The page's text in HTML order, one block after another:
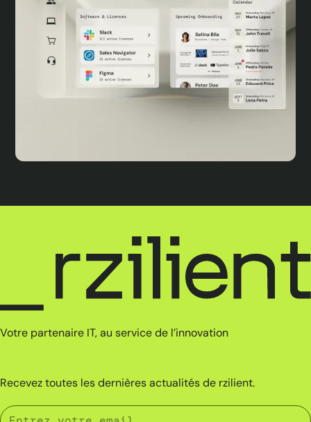
Votre partenaire IT, au service de l’innovation
Recevez toutes les dernières actualités de rzilient.